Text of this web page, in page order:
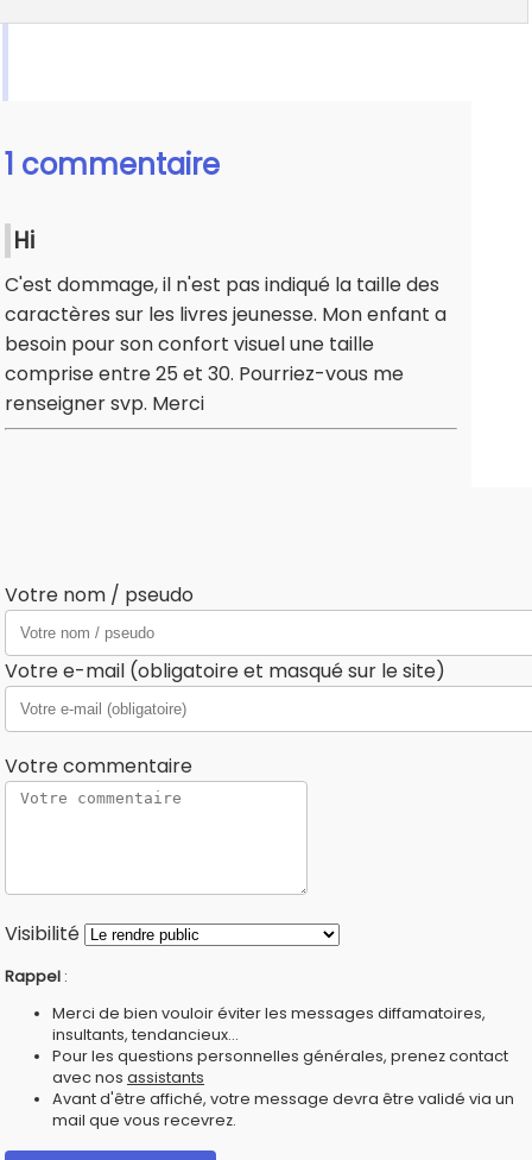
1 commentaire
Hi
C'est dommage, il n'est pas indiqué la taille des
caractères sur les livres jeunesse. Mon enfant a
besoin pour son confort visuel une taille
comprise entre 25 et 30. Pourriez-vous me
renseigner svp. Merci
Votre nom / pseudo
Votre e-mail (obligatoire et masqué sur le site)
Votre commentaire
Visibilité
Rappel :
Merci de bien vouloir éviter les messages diffamatoires,
insultants, tendancieux...
Pour les questions personnelles générales, prenez contact
avec nos assistants
Avant d'être affiché, votre message devra être validé via un
mail que vous recevrez.